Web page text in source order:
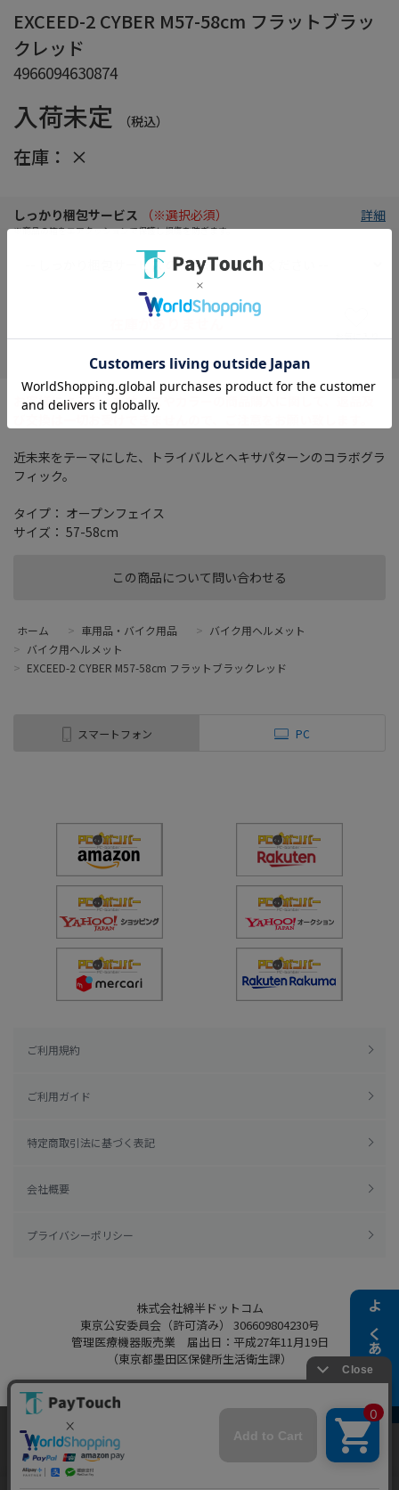
よくある質問
EXCEED-2 CYBER M57-58cm フラットブラッ
クレッド
4966094630874
入荷未定 （税込）
在庫： ×
この商品について問い合わせる
しっかり梱包サービス （※選択必須）
※商品の箱をエアクッションで保護し損傷を防ぎます。
詳細
在庫がありません
お気に入り
お客様による誤ったサイズやカラーの商品購入に関して、返品及
び交換は一切お受けできませんので、ご注意をお願い致します。
近未来をテーマにした、トライバルとヘキサパターンのコラボグラ
フィック。
タイプ： オープンフェイス
サイズ： 57-58cm
ホーム > 車用品・バイク用品 > バイク用ヘルメット
> バイク用ヘルメット
> EXCEED-2 CYBER M57-58cm フラットブラックレッド
スマートフォン PC
ご利用規約
ご利用ガイド
特定商取引法に基づく表記
会社概要
プライバシーポリシー
株式会社綿半ドットコム
東京公安委員会（許可済み） 306609804230号
管理医療機器販売業 届出日：平成27年11月19日
（東京都墨田区保健所生活衛生課）
Copyright 2022
Powered by Watahan Partners Co., Ltd.
当ウェブサイトでは、お客様により良いサービス
をご提供するため、クッキーを利用しています。
サイト利用を継続することにより、クッキーの使
同意する